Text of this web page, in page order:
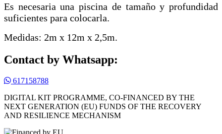
Es necesaria una piscina de tamaño y profundidad
suficientes para colocarla.
Medidas: 2m x 12m x 2,5m.
Contact by Whatsapp:
617158788
DIGITAL KIT PROGRAMME, CO-FINANCED BY THE
NEXT GENERATION (EU) FUNDS OF THE RECOVERY
AND RESILIENCE MECHANISM